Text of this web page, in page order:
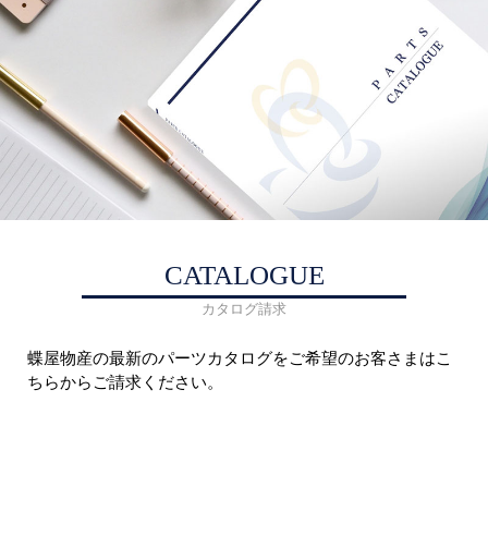
CATALOGUE
カタログ請求
蝶屋物産の最新のパーツカタログをご希望のお客さまはこ
ちらからご請求ください。